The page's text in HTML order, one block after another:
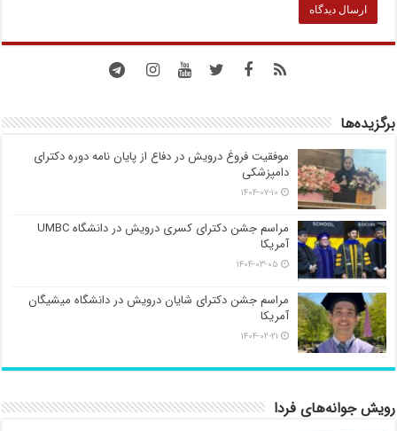
برگزیده‌ها
موفقیت فروغ درویش در دفاع از پایان نامه دوره دکترای
دامپزشکی
۱۴۰۴-۰۷-۱۰
مراسم جشن دکترای کسری درویش در دانشگاه UMBC
آمریکا
۱۴۰۴-۰۳-۰۵
مراسم جشن دکترای شایان درویش در دانشگاه میشیگان
آمریکا
۱۴۰۴-۰۲-۲۱
رویش جوانه‌های فردا